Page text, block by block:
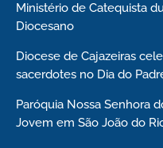
Ministério de Catequista
Diocesano
Diocese de Cajazeiras
sacerdotes no Dia do
Paróquia Nossa Senhora
Jovem em São João do